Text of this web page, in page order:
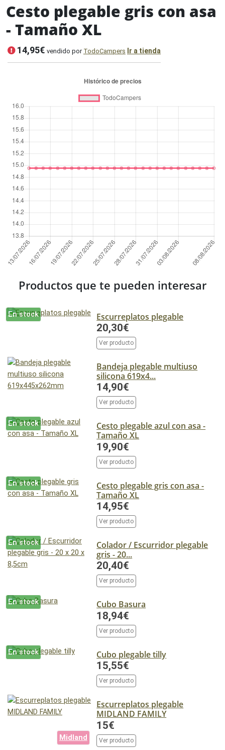
Cesto plegable gris con asa
- Tamaño XL
14,95€ vendido por TodoCampers Ir a tienda
Productos que te pueden interesar
En stock Escurreplatos plegable
20,30€
Ver producto
Bandeja plegable multiuso
silicona 619x4...
14,90€
Ver producto
En stock
Cesto plegable azul con asa -
Tamaño XL
19,90€
Ver producto
En stock
Cesto plegable gris con asa -
Tamaño XL
14,95€
Ver producto
En stock
Colador / Escurridor plegable
gris - 20...
20,40€
Ver producto
En stock Cubo Basura
18,94€
Ver producto
En stock Cubo plegable tilly
15,55€
Ver producto
Midland
Escurreplatos plegable
MIDLAND FAMILY
15€
Ver producto